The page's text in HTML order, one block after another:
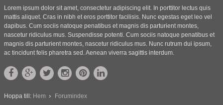
Lorem ipsum dolor sit amet, consectetur adipiscing elit. In porttitor lectus quis
mattis aliquet. Cras in nibh et eros porttitor facilisis. Nunc egestas eget leo vel
dapibus. Cum sociis natoque penatibus et magnis dis parturient montes,
nascetur ridiculus mus. Suspendisse potenti. Cum sociis natoque penatibus et
magnis dis parturient montes, nascetur ridiculus mus. Nunc rutrum dui ipsum,
ac tincidunt felis pharetra sed. Aenean viverra sagittis interdum.
Hoppa till: Hem Forumindex